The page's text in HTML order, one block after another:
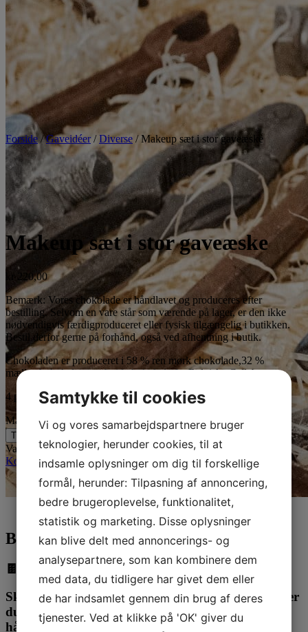
Forside /Gaveidéer/Diverse / Makeup sæt i stor gaveæske
Makeup sæt i stor gaveæske
220,00
Bemærk: Vores chokolade er håndlavet og produceres efter
bestilling. Selvom en vare står som værende på lager, er den ikke
nødvendigvis færdigproduceret eller fysisk tilgængelig i butikken.
Bestil derfor gerne på forhånd, også ved afhentning i butik.
Chokoladen er produceret i 58 % ren mørk chokolade,32 %
mælkechokolade samt hvid chokolade fra Belgiske Callabaut
4 på lager
Makeup sæt i stor gaveæske antal
Tilføj til kurv
Varenummer (SKU): C-271 Kategorier:Diverse,Kærlighed
Konfirmation,Mors dag,Store gaveæsker
Beskrivelse
Yderligere information
Anmeldelser (0)
Beskrivelse
🍫🎁 Opdag den perfekte gaveidé! 🎁🍫
Skal du forkæle en ægte make-up elsker? Eller leder
du efter noget unikt til kvinden, der har alt? Vores
håndlavede chokolade er svaret!
Samtykke til cookies
Vi og vores samarbejdspartnere bruger
teknologier, herunder cookies, til at
indsamle oplysninger om dig til forskellige
formål, herunder: Tilpasning af annoncering,
bedre brugeroplevelse, funktionalitet,
statistik og marketing. Disse oplysninger
kan blive delt med annoncerings- og
analysepartnere, som kan kombinere dem
med data, du tidligere har givet dem eller
de har indsamlet gennem din brug af deres
tjenester. Ved at klikke på 'OK' giver du